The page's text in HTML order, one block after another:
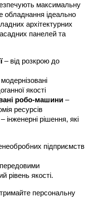
максимальну
обладнання ідеально
архітектурних
панелей та
– від розкрою до
якості
робо-машини –
ресурсів
– інженерні рішення, які
підприємств
рівень якості.
персональну